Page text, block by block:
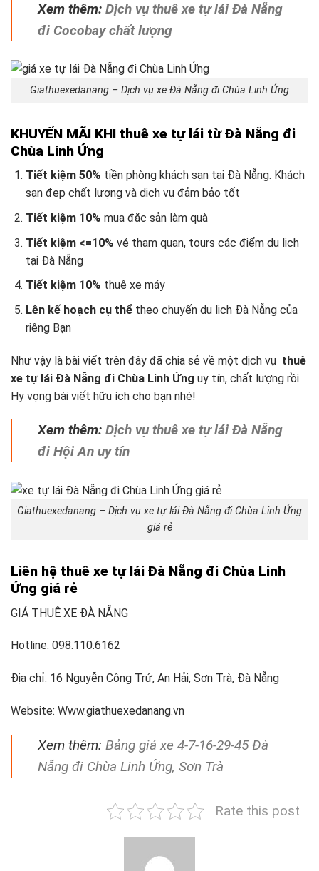
Xem thêm: Dịch vụ thuê xe tự lái Đà Nẵng
đi Cocobay chất lượng
Giathuexedanang – Dịch vụ xe Đà Nẵng đi Chùa Linh Ứng
KHUYẾN MÃI KHI thuê xe tự lái từ Đà Nẵng đi
Chùa Linh Ứng
Tiết kiệm 50% tiền phòng khách sạn tại Đà Nẵng. Khách
sạn đẹp chất lượng và dịch vụ đảm bảo tốt
Tiết kiệm 10% mua đặc sản làm quà
Tiết kiệm <=10% vé tham quan, tours các điểm du lịch
tại Đà Nẵng
Tiết kiệm 10% thuê xe máy
Lên kế hoạch cụ thể theo chuyến du lịch Đà Nẵng của
riêng Bạn
Như vậy là bài viết trên đây đã chia sẻ về một dịch vụ thuê
xe tự lái Đà Nẵng đi Chùa Linh Ứng uy tín, chất lượng rồi.
Hy vọng bài viết hữu ích cho bạn nhé!
Xem thêm: Dịch vụ thuê xe tự lái Đà Nẵng
đi Hội An uy tín
Giathuexedanang – Dịch vụ xe tự lái Đà Nẵng đi Chùa Linh Ứng
giá rẻ
Liên hệ thuê xe tự lái Đà Nẵng đi Chùa Linh
Ứng giá rẻ
GIÁ THUÊ XE ĐÀ NẴNG
Hotline: 098.110.6162
Địa chỉ: 16 Nguyễn Công Trứ, An Hải, Sơn Trà, Đà Nẵng
Website: Www.giathuexedanang.vn
Xem thêm: Bảng giá xe 4-7-16-29-45 Đà
Nẵng đi Chùa Linh Ứng, Sơn Trà
Rate this post